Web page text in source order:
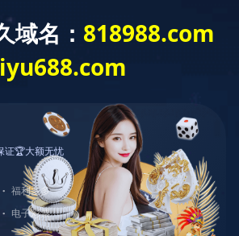
关于我们 产品展示
LED洗墙灯 LED线形灯 LED射灯 LED投光灯